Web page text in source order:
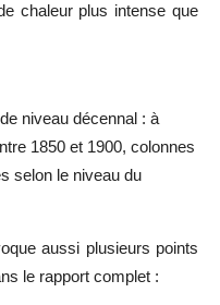
chaleur plus intense que
niveau décennal : à
1850 et 1900, colonnes
selon le niveau du
aussi plusieurs points
le rapport complet :